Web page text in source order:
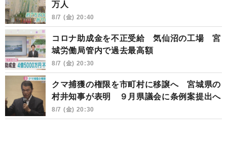
万人
8/7 (金) 20:40
コロナ助成金を不正受給 気仙沼の工場 宮
城労働局管内で過去最高額
8/7 (金) 20:30
クマ捕獲の権限を市町村に移譲へ 宮城県の
村井知事が表明 ９月県議会に条例案提出へ
8/7 (金) 20:30